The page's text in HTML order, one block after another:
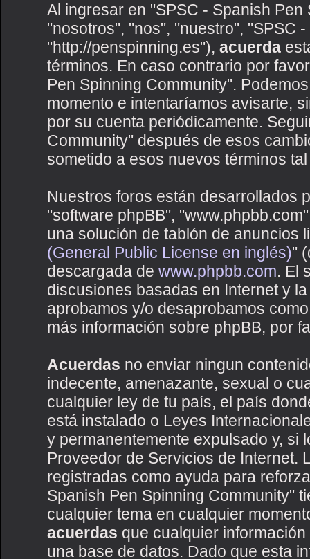
Al ingresar en "SPSC - Spanish
"nosotros", "nos", "nuestro", "SPSC
"http://penspinning.es"), acuerda
términos. En caso contrario por
Pen Spinning Community".
momento e intentaríamos avisarte,
por su cuenta periódicamente.
Community" después de esos
sometido a esos nuevos términos
Nuestros foros están desarrollados
"software phpBB",
una solución de tablón de anuncios
(General Public License en inglés)"
descargada de www.phpbb.com. El
discusiones basadas en Internet y
aprobamos y/o desaprobamos
más información sobre phpBB, por
Acuerdas no enviar ningun
indecente, amenazante, sexual o
cualquier ley de tu país, el país
está instalado o Leyes
y permanentemente expulsado y, si
Proveedor de Servicios de Internet.
registradas como ayuda para
Spanish Pen Spinning Community"
cualquier tema en cualquier
acuerdas que cualquier
una base de datos. Dado que esta